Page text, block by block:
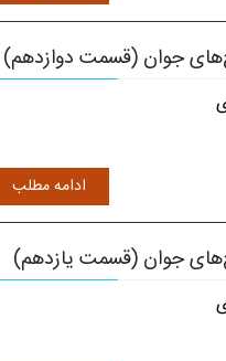
جوان (قسمت دوازدهم)
ادامه مطلب
جوان (قسمت یازدهم)